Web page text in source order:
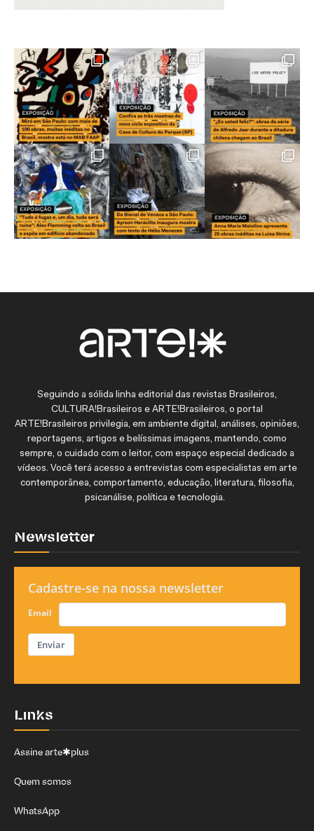
Seguindo a sólida linha editorial das revistas Brasileiros,
CULTURA!Brasileiros e ARTE!Brasileiros, o portal
ARTE!Brasileiros privilegia, em ambiente digital, análises, opiniões,
reportagens, artigos e belíssimas imagens, mantendo, como
sempre, o cuidado com o leitor, com espaço especial dedicado a
vídeos. Você terá acesso a entrevistas com especialistas em arte
contemporânea, comportamento, educação, literatura, filosofia,
psicanálise, política e tecnologia.
Newsletter
Cadastre-se na nossa newsletter
Email
Enviar
Links
Assine arte✱plus
Quem somos
WhatsApp